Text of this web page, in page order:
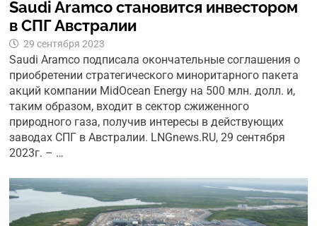
Saudi Aramco становится инвестором
в СПГ Австралии
29 сентября 2023
Saudi Aramco подписала окончательные соглашения о
приобретении стратегического миноритарного пакета
акций компании MidOcean Energy на 500 млн. долл. и,
таким образом, входит в сектор сжиженного
природного газа, получив интересы в действующих
заводах СПГ в Австралии. LNGnews.RU, 29 сентября
2023г. – …